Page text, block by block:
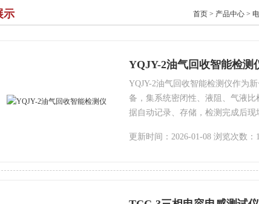
示 首页 > 产品中心 >
YQJY-2油气回收智能检测
YQJY-2油气回收智能检测仪作为
备，集系统密闭性、液阻、气液
据自动记录、存储，检测完成后
据可以长期保存、重复打印。智能
更新时间：2026-01-08 浏览次数：